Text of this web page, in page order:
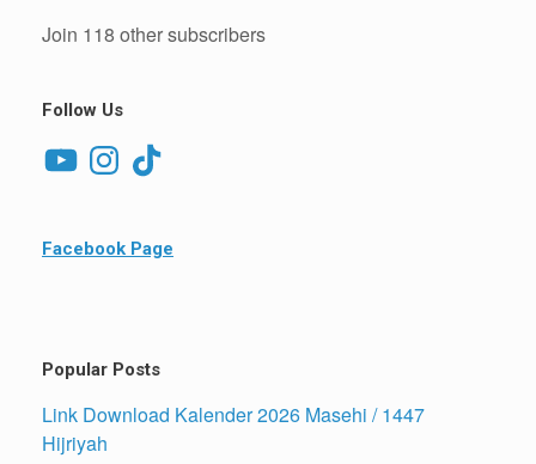
Join 118 other subscribers
Follow Us
YouTubeInstagram
TikTok
Facebook Page
Popular Posts
Link Download Kalender 2026 Masehi / 1447
Hijriyah